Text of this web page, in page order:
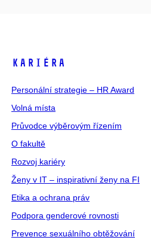
KARIÉRA
Personální strategie – HR Award
Volná místa
Průvodce výběrovým řízením
O fakultě
Rozvoj kariéry
Ženy v IT – inspirativní ženy na FI
Etika a ochrana práv
Podpora genderové rovnosti
Prevence sexuálního obtěžování